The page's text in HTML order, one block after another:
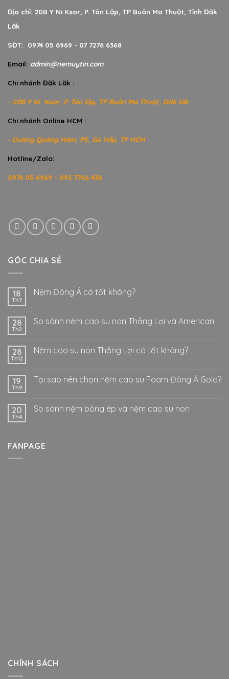
Địa chỉ: 20B Y Ni Ksor, P. Tân Lập, TP Buôn Ma Thuột, Tỉnh Đăk
Lăk
SĐT: 0974 05 6969 - 07 7276 6368
Email: admin@nemuytin.com
Chi nhánh Đăk Lăk :
- 20B Y Ni Ksor, P. Tân lập, TP Buôn Ma Thuột, Đăk lăk
Chi nhánh Online HCM :
- Dương Quảng Hàm, P5, Gò Vấp, TP HCM
Hotline/Zalo:
0974 05 6969 - 093 7766 436
GÓC CHIA SẺ
18
Th7
Nệm Đông Á có tốt không?
28
Th2
So sánh nệm cao su non Thắng Lợi và American
28
Th12
Nệm cao su non Thắng Lợi có tốt không?
19
Th9
Tại sao nên chọn nệm cao su Foam Đông Á Gold?
20
Th4
So sánh nệm bông ép và nệm cao su non
FANPAGE
CHÍNH SÁCH